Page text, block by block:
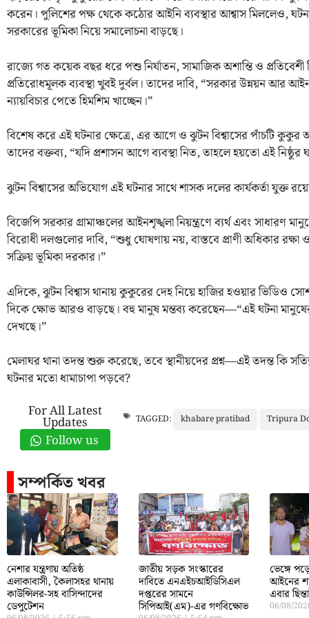
করেন। পুলিশের পক্ষ থেকে কঠোর আইনি ব্যবস্থার আশ্বাস মিললেও,
সরকারের ভূমিকা নিয়ে সমালোচনা বাড়ছে।
রাজ্যে গত কয়েক বছর ধরে পশু নির্যাতন, সামাজিক অশান্তি ও
প্রতিরোধমূলক ব্যবস্থা খুবই দুর্বল। তাদের দাবি, “সরকার উন্নয়ন আর
ন্যায়বিচার পেতে হিমশিম খাচ্ছেন।”
বিশেষ করে এই ঘটনার ক্ষেত্রে, এর আগে ও ঝুটন বিশ্বাসের পাঁচটি কুকুর
তাদের বক্তব্য, “যদি প্রশাসন আগে ব্যবস্থা নিত, তাহলে হয়তো এই নিষ্ঠুর
ঝুটন বিশ্বাসের অভিযোগ এই ঘটনার সাথে শাসক দলের কার্যকর্তা যুক্ত
বিজেপি সরকার গ্রামাঞ্চলের আইনশৃঙ্খলা নিয়ন্ত্রণে ব্যর্থ এবং সাধারণ
বিরোধী দলগুলোর দাবি, “শুধু ঘোষণায় নয়, বাস্তবে প্রাণী অধিকার
সক্রিয় ভূমিকা দরকার।”
এদিকে, ঝুটন বিশ্বাস থানায় কুকুরের দেহ নিয়ে হাজির হওয়ার ভিডিও
দিকে ক্ষোভ আরও বাড়ছে। বহু মানুষ মন্তব্য করেছেন—“এই ঘটনা
দেখছে।”
মেলাঘর থানা তদন্ত শুরু করেছে, তবে স্থানীয়দের প্রশ্ন—এই তদন্ত কি
ঘটনার মতো ধামাচাপা পড়বে?
For All Latest
Updates
Follow us
TAGGED: khabare pratibad Tripura
সম্পর্কিত খবর
নেশার যন্ত্রণায় অতিষ্ঠ
এলাকাবাসী, কৈলাসহর থানায়
কাউন্সিলর-সহ বাসিন্দাদের
ডেপুটেশন
জাতীয় সড়ক সংস্কারের
দাবিতে এনএইচআইডিসিএল
দপ্তরের সামনে
সিপিআই(এম)-এর গণবিক্ষোভ
ভেঙ্গে
আইনের
এবার
06/08/